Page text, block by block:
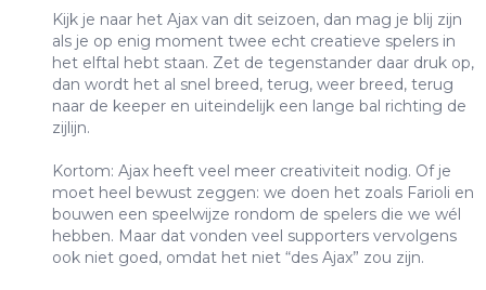
Kijk je naar het Ajax van dit seizoen, dan mag je blij zijn
als je op enig moment twee echt creatieve spelers in
het elftal hebt staan. Zet de tegenstander daar druk op,
dan wordt het al snel breed, terug, weer breed, terug
naar de keeper en uiteindelijk een lange bal richting de
zijlijn.
Kortom: Ajax heeft veel meer creativiteit nodig. Of je
moet heel bewust zeggen: we doen het zoals Farioli en
bouwen een speelwijze rondom de spelers die we wél
hebben. Maar dat vonden veel supporters vervolgens
ook niet goed, omdat het niet “des Ajax” zou zijn.